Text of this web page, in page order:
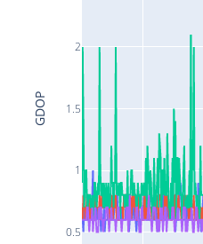
0.5
1
1.5
2
GDOP